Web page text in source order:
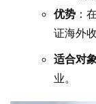
优势 ：
证海外
适合对
业。